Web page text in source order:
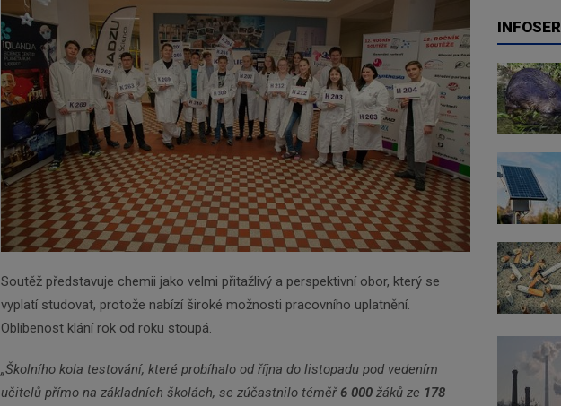
Soutěž představuje chemii jako velmi přitažlivý a perspektivní obor, který se
vyplatí studovat, protože nabízí široké možnosti pracovního uplatnění.
Oblíbenost klání rok od roku stoupá.
„Školního kola testování, které probíhalo od října do listopadu pod vedením
učitelů přímo na základních školách, se zúčastnilo téměř6 000 žáků ze 178